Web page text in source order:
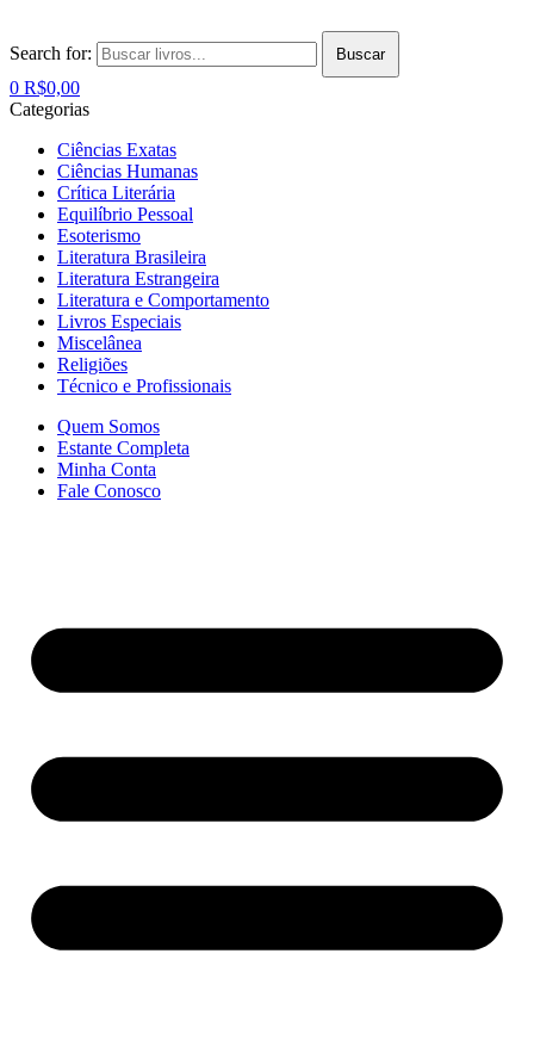
Search for: Buscar
0 R$0,00
Categorias
Ciências Exatas
Ciências Humanas
Crítica Literária
Equilíbrio Pessoal
Esoterismo
Literatura Brasileira
Literatura Estrangeira
Literatura e Comportamento
Livros Especiais
Miscelânea
Religiões
Técnico e Profissionais
Quem Somos
Estante Completa
Minha Conta
Fale Conosco